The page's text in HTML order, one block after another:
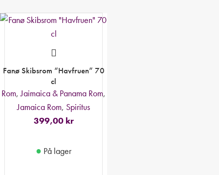
Fanø Skibsrom “Havfruen” 70
cl
Rom, Jaimaica & Panama Rom,
Jamaica Rom, Spiritus
399,00 kr
● På lager